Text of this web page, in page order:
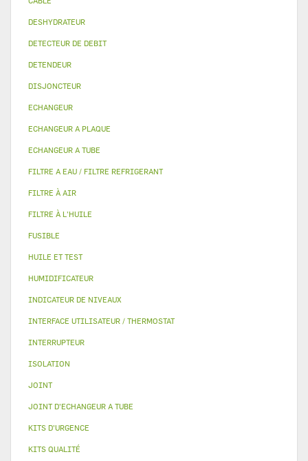
DESHYDRATEUR
DETECTEUR DE DEBIT
DETENDEUR
DISJONCTEUR
ECHANGEUR
ECHANGEUR A PLAQUE
ECHANGEUR A TUBE
FILTRE A EAU / FILTRE REFRIGERANT
FILTRE À AIR
FILTRE À L'HUILE
FUSIBLE
HUILE ET TEST
HUMIDIFICATEUR
INDICATEUR DE NIVEAUX
INTERFACE UTILISATEUR / THERMOSTAT
INTERRUPTEUR
ISOLATION
JOINT
JOINT D'ECHANGEUR A TUBE
KITS D'URGENCE
KITS QUALITÉ